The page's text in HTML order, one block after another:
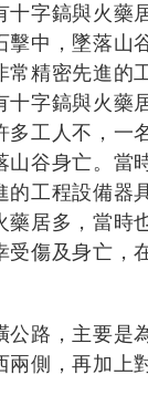
十字鎬與火藥
擊中，墜落山
精密先進的
十字鎬與火藥
多工人不，一
山谷身亡。當
的工程設備器
藥居多，當時
受傷及身亡，
路，主要是
兩側，再加上